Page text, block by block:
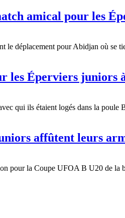
amical pour les
le déplacement pour Abidjan où se
les Éperviers juniors
qui ils étaient logés dans la
affûtent leurs
pour la Coupe UFOA B U20 de